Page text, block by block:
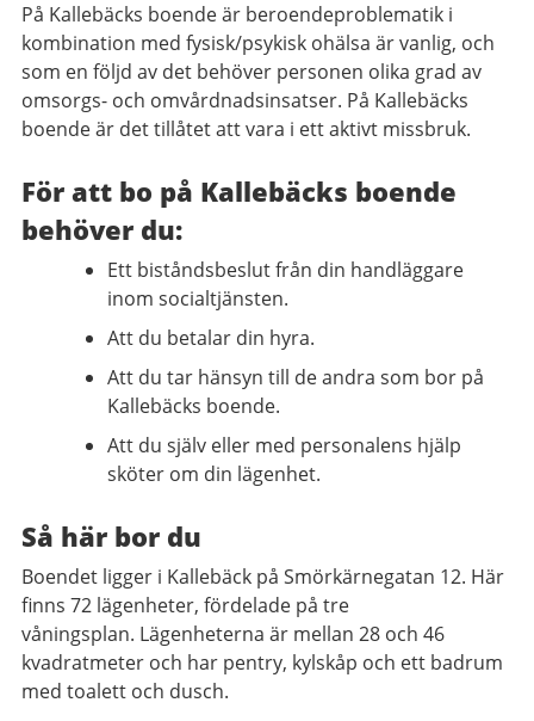
På Kallebäcks boende är beroendeproblematik i
kombination med fysisk/psykisk ohälsa är vanlig, och
som en följd av det behöver personen olika grad av
omsorgs- och omvårdnadsinsatser. På Kallebäcks
boende är det tillåtet att vara i ett aktivt missbruk.
För att bo på Kallebäcks boende
behöver du:
Ett biståndsbeslut från din handläggare
inom socialtjänsten.
Att du betalar din hyra.
Att du tar hänsyn till de andra som bor på
Kallebäcks boende.
Att du själv eller med personalens hjälp
sköter om din lägenhet.
Så här bor du
Boendet ligger i Kallebäck på Smörkärnegatan 12. Här
finns 72 lägenheter, fördelade på tre
våningsplan. Lägenheterna är mellan 28 och 46
kvadratmeter och har pentry, kylskåp och ett badrum
med toalett och dusch.